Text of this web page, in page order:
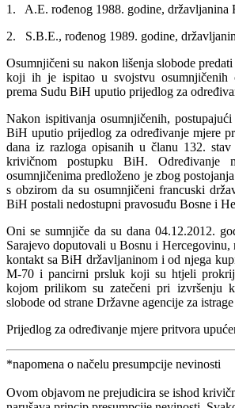
1. A.E. rođenog 1988. godine, državljanina
2. S.B.E., rođenog 1989. godine,
Osumnjičeni su nakon lišenja slobode
koji ih je ispitao u svojstvu osumnjičenih
prema Sudu BiH uputio prijedlog za
Nakon ispitivanja osumnjičenih,
BiH uputio prijedlog za određivanje mjere
dana iz razloga opisanih u članu 132.
krivičnom postupku BiH. Određivanje
osumnjičenima predloženo je zbog
s obzirom da su osumnjičeni francuski
BiH postali nedostupni pravosuđu Bosne i
Oni se sumnjiče da su dana 04.12.2012.
Sarajevo doputovali u Bosnu i Hercegovinu,
kontakt sa BiH državljaninom i od njega
M-70 i pancirni prsluk koji su htjeli
kojom prilikom su zatečeni pri izvršenju
slobode od strane Državne agencije za
Prijedlog za određivanje mjere pritvora
*napomena o načelu presumpcije nevinosti
Ovom objavom ne prejudicira se ishod